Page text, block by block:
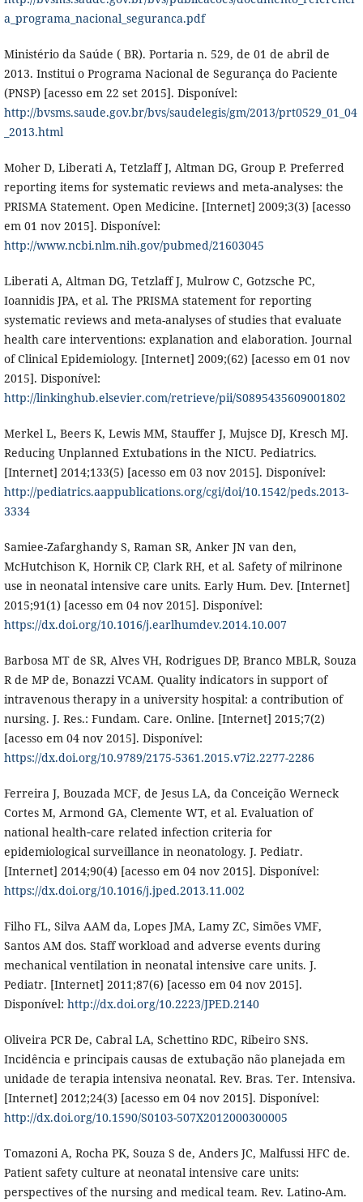
a_programa_nacional_seguranca.pdf
Ministério da Saúde ( BR). Portaria n. 529, de 01 de abril de
2013. Institui o Programa Nacional de Segurança do Paciente
(PNSP) [acesso em 22 set 2015]. Disponível:
http://bvsms.saude.gov.br/bvs/saudelegis/gm/2013/prt0529_01_04
_2013.html
Moher D, Liberati A, Tetzlaff J, Altman DG, Group P. Preferred
reporting items for systematic reviews and meta-analyses: the
PRISMA Statement. Open Medicine. [Internet] 2009;3(3) [acesso
em 01 nov 2015]. Disponível:
http://www.ncbi.nlm.nih.gov/pubmed/21603045
Liberati A, Altman DG, Tetzlaff J, Mulrow C, Gotzsche PC,
Ioannidis JPA, et al. The PRISMA statement for reporting
systematic reviews and meta-analyses of studies that evaluate
health care interventions: explanation and elaboration. Journal
of Clinical Epidemiology. [Internet] 2009;(62) [acesso em 01 nov
2015]. Disponível:
http://linkinghub.elsevier.com/retrieve/pii/S0895435609001802
Merkel L, Beers K, Lewis MM, Stauffer J, Mujsce DJ, Kresch MJ.
Reducing Unplanned Extubations in the NICU. Pediatrics.
[Internet] 2014;133(5) [acesso em 03 nov 2015]. Disponível:
http://pediatrics.aappublications.org/cgi/doi/10.1542/peds.2013-
3334
Samiee-Zafarghandy S, Raman SR, Anker JN van den,
McHutchison K, Hornik CP, Clark RH, et al. Safety of milrinone
use in neonatal intensive care units. Early Hum. Dev. [Internet]
2015;91(1) [acesso em 04 nov 2015]. Disponível:
https://dx.doi.org/10.1016/j.earlhumdev.2014.10.007
Barbosa MT de SR, Alves VH, Rodrigues DP, Branco MBLR, Souza
R de MP de, Bonazzi VCAM. Quality indicators in support of
intravenous therapy in a university hospital: a contribution of
nursing. J. Res.: Fundam. Care. Online. [Internet] 2015;7(2)
[acesso em 04 nov 2015]. Disponível:
https://dx.doi.org/10.9789/2175-5361.2015.v7i2.2277-2286
Ferreira J, Bouzada MCF, de Jesus LA, da Conceição Werneck
Cortes M, Armond GA, Clemente WT, et al. Evaluation of
national health‐care related infection criteria for
epidemiological surveillance in neonatology. J. Pediatr.
[Internet] 2014;90(4) [acesso em 04 nov 2015]. Disponível:
https://dx.doi.org/10.1016/j.jped.2013.11.002
Filho FL, Silva AAM da, Lopes JMA, Lamy ZC, Simões VMF,
Santos AM dos. Staff workload and adverse events during
mechanical ventilation in neonatal intensive care units. J.
Pediatr. [Internet] 2011;87(6) [acesso em 04 nov 2015].
Disponível: http://dx.doi.org/10.2223/JPED.2140
Oliveira PCR De, Cabral LA, Schettino RDC, Ribeiro SNS.
Incidência e principais causas de extubação não planejada em
unidade de terapia intensiva neonatal. Rev. Bras. Ter. Intensiva.
[Internet] 2012;24(3) [acesso em 04 nov 2015]. Disponível:
http://dx.doi.org/10.1590/S0103-507X2012000300005
Tomazoni A, Rocha PK, Souza S de, Anders JC, Malfussi HFC de.
Patient safety culture at neonatal intensive care units:
perspectives of the nursing and medical team. Rev. Latino-Am.